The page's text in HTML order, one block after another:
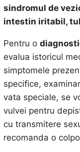
sindromul de
intestin iritabil,
Pentru o
evalua istoricul
simptomele
specifice,
vata speciale, se
vulvei pentru
cu transmitere
recomanda o